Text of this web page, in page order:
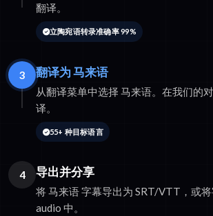
翻译。
立陶宛语转录准确率 99%
3 翻译为 马来语
从翻译菜单中选择 马来语。在我们的
译。
55+ 种目标语言
4 导出并分享
将 马来语 字幕导出为 SRT/VTT，或
audio 中。